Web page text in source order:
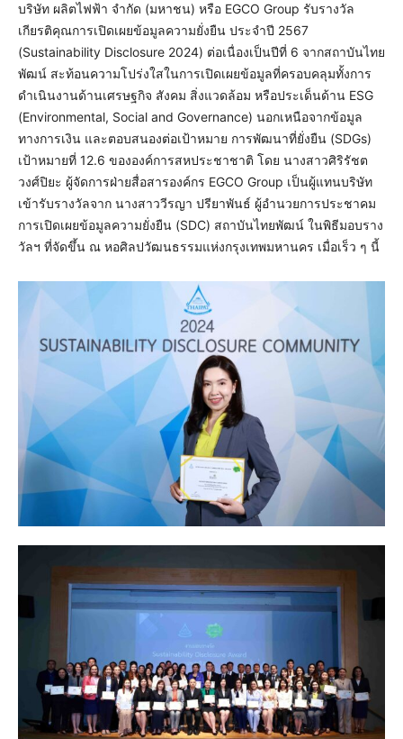
บริษัท ผลิตไฟฟ้า จำกัด (มหาชน) หรือ EGCO Group รับรางวัล
เกียรติคุณการเปิดเผยข้อมูลความยั่งยืน ประจำปี 2567
(Sustainability Disclosure 2024) ต่อเนื่องเป็นปีที่ 6 จากสถาบันไทย
พัฒน์ สะท้อนความโปร่งใสในการเปิดเผยข้อมูลที่ครอบคลุมทั้งการ
ดำเนินงานด้านเศรษฐกิจ สังคม สิ่งแวดล้อม หรือประเด็นด้าน ESG
(Environmental, Social and Governance) นอกเหนือจากข้อมูล
ทางการเงิน และตอบสนองต่อเป้าหมาย การพัฒนาที่ยั่งยืน (SDGs)
เป้าหมายที่ 12.6 ขององค์การสหประชาชาติ โดย นางสาวศิริรัชต
วงศ์ปิยะ ผู้จัดการฝ่ายสื่อสารองค์กร EGCO Group เป็นผู้แทนบริษัท
เข้ารับรางวัลจาก นางสาววีรญา ปรียาพันธ์ ผู้อำนวยการประชาคม
การเปิดเผยข้อมูลความยั่งยืน (SDC) สถาบันไทยพัฒน์ ในพิธีมอบราง
วัลฯ ที่จัดขึ้น ณ หอศิลปวัฒนธรรมแห่งกรุงเทพมหานคร เมื่อเร็ว ๆ นี้